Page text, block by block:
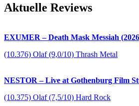
Aktuelle Reviews
EXUMER – Death Mask Messiah
(10.376) Olaf (9,0/10) Thrash Metal
NESTOR – Live at Gothenburg Film
(10.375) Olaf (7,5/10) Hard Rock